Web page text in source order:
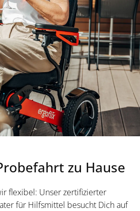
zu Hause
flexibel: Unser zertifizierter
für Hilfsmittel besucht Dich auf